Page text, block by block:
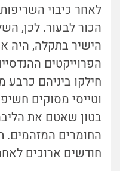
לאחר כיבוי
הכור לבעור. לכן,
הישיר בתקלה, היה
הפרוייקטים
חילקו ביניהם כרבע
וטייסי מסוקים
בטון שאטם את
החומרים המזהמים.
חודשים ארוכים